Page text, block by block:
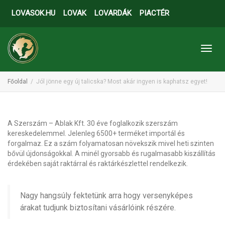
LOVASOK.HU LOVAK LOVARDÁK PIACTÉR
Főoldal Jól jönne egy új talicska? Most akár ingyen is kaphatsz egyet!
A Szerszám – Ablak Kft. 30 éve foglalkozik szerszám
kereskedelemmel. Jelenleg 6500+ terméket importál és
forgalmaz. Ez a szám folyamatosan növekszik mivel heti szinten
bővül újdonságokkal. A minél gyorsabb és rugalmasabb kiszállítás
érdekében saját raktárral és raktárkészlettel rendelkezik.
Nagy hangsúly fektetünk arra hogy versenyképes
árakat tudjunk biztosítani vásárlóink részére.